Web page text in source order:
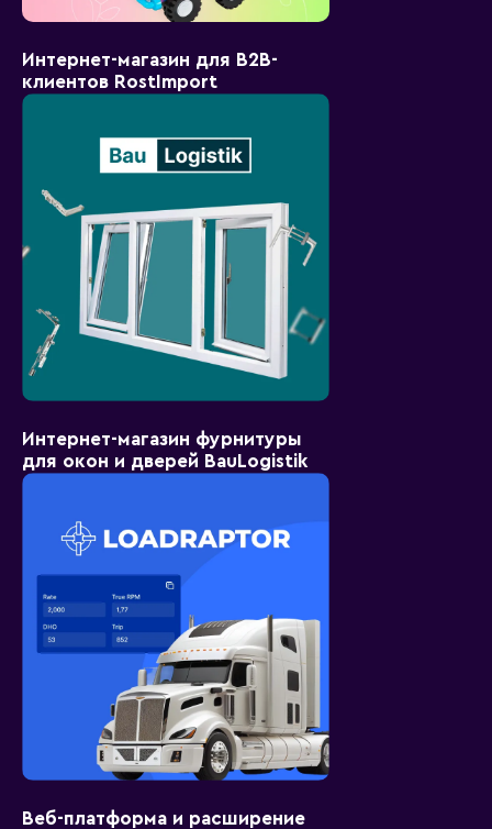
Интернет-магазин для B2B-
клиентов RostImport
Интернет-магазин фурнитуры
для окон и дверей BauLogistik
Веб-платформа и расширение